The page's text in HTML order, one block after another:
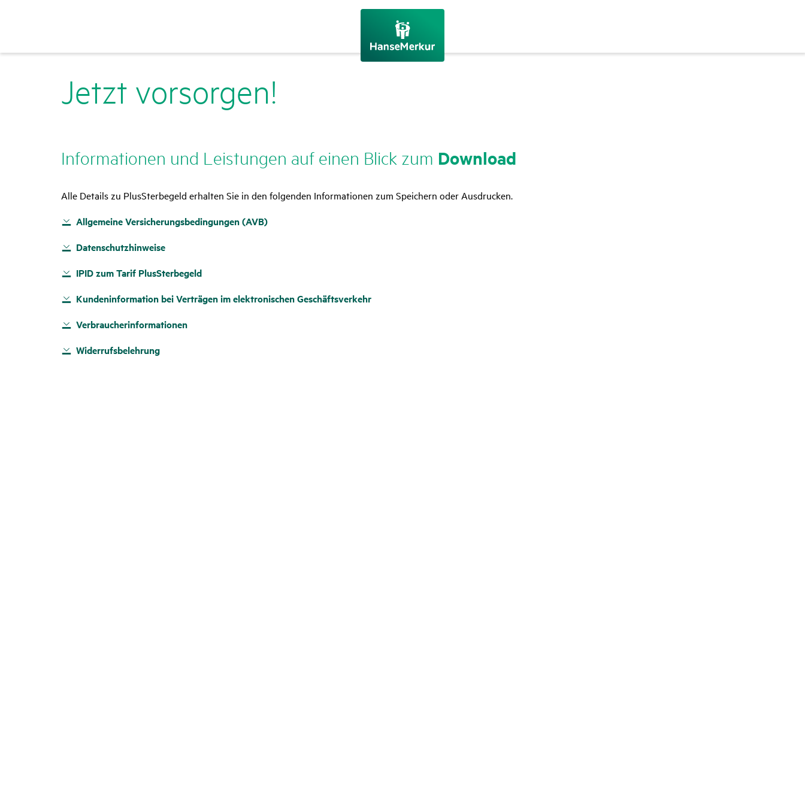
Jetzt vorsorgen!
Infor­ma­tionen und Leis­tungen auf einen Blick zum Down­load
Alle Details zu PlusSterbegeld erhalten Sie in den folgenden Informationen zum Speichern oder Ausdrucken.
Allgemeine Versicherungsbedingungen (AVB)
Datenschutzhinweise
IPID zum Tarif PlusSterbegeld
Kundeninformation bei Verträgen im elektronischen Geschäftsverkehr
Verbraucherinformationen
Widerrufsbelehrung